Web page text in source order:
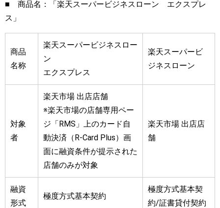
■ 商品名：「楽天スーパービジネスローン エクスプレ
ス」
商品
名称
楽天スーパービジネスロー
ン
エクスプレス
楽天スーパービ
ジネスローン
対象
者
楽天市場 出店店舗
※楽天市場の店舗専用ペー
ジ「RMS」上のカード自
動決済（R-Card Plus）画
面に融資条件が提示された
店舗のみが対象
楽天市場 出店店
舗
融資
形式
極度方式基本契約
極度方式基本契
約/証書貸付契約